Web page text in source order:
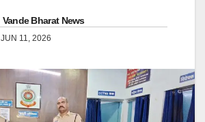
Vande Bharat News
JUN 11, 2026